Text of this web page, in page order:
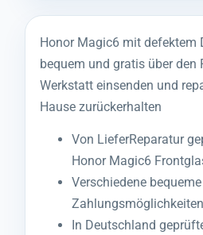
Honor Magic6 mit defektem
bequem und gratis über den
Werkstatt einsenden und
Hause zurückerhalten
Von LieferReparatur
Honor Magic6
Verschiedene
Zahlungsmöglichkeiten
In Deutschland